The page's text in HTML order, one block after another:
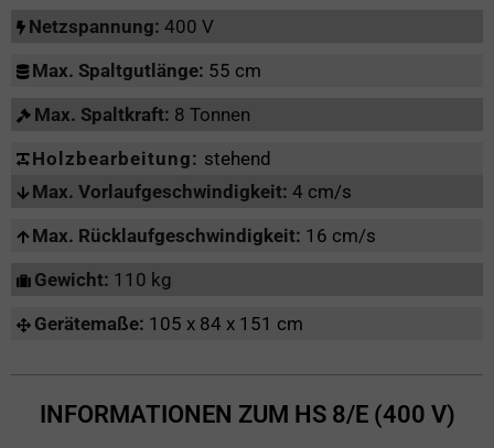
Netzspannung: 400 V
Max. Spaltgutlänge: 55 cm
Max. Spaltkraft: 8 Tonnen
Holzbearbeitung: stehend
Max. Vorlaufgeschwindigkeit: 4 cm/s
Max. Rücklaufgeschwindigkeit: 16 cm/s
Gewicht: 110 kg
Gerätemaße: 105 x 84 x 151 cm
INFORMATIONEN ZUM HS 8/E (400 V)